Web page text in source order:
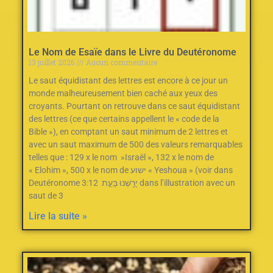
Le Nom de Esaïe dans le Livre du Deutéronome
13 juillet 2026
Aucun commentaire
Le saut équidistant des lettres est encore à ce jour un
monde malheureusement bien caché aux yeux des
croyants. Pourtant on retrouve dans ce saut équidistant
des lettres (ce que certains appellent le « code de la
Bible »), en comptant un saut minimum de 2‭ ‬lettres et
avec un saut maximum de 500‭ des valeurs remarquables
telles que : ‬129‭ ‬x le nom‭ ‬ »Israël »‭, ‬132‭ ‬x le nom de
« Elohim »‭, ‬500‭ ‬x le nom de ישוע « Yeshoua » (voir dans
Deutéronome 3:12 יָרַ֖שְׁנוּ בָּעֵ֣ת dans l’illustration avec un
saut de 3
Lire la suite »